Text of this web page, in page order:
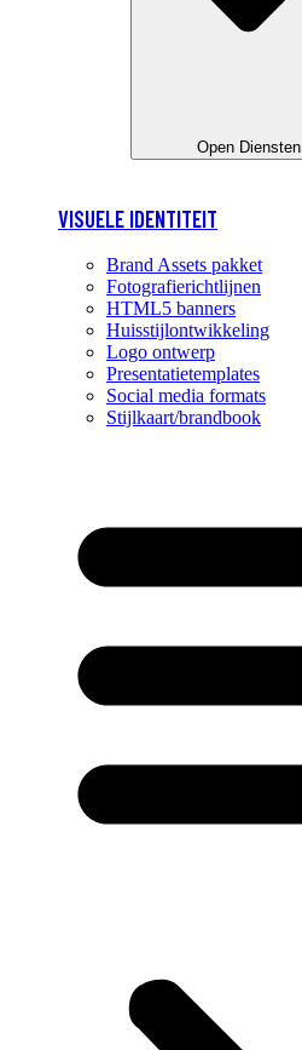
Open Diensten
VISUELE IDENTITEIT
Brand Assets pakket
Fotografierichtlijnen
HTML5 banners
Huisstijlontwikkeling
Logo ontwerp
Presentatietemplates
Social media formats
Stijlkaart/brandbook